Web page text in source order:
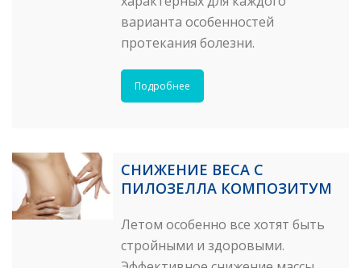
варианта особенностей
протекания болезни.
Подробнее
СНИЖЕНИЕ ВЕСА С
ПИЛОЗЕЛЛА КОМПОЗИТУМ
Летом особенно все хотят быть
стройными и здоровыми.